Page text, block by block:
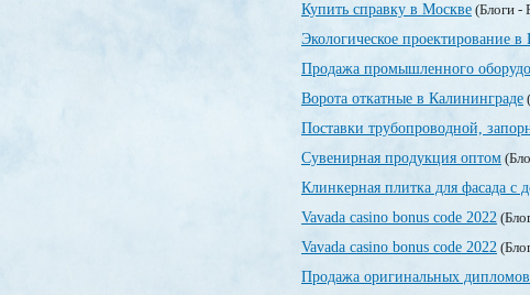
Купить справку в Москве (Блоги -
Экологическое проектирование в
Продажа промышленного
Ворота откатные в Калининграде
Поставки трубопроводной,
Сувенирная продукция оптом
Клинкерная плитка для фасада с
Vavada casino bonus code 2022
Vavada casino bonus code 2022
Продажа оригинальных